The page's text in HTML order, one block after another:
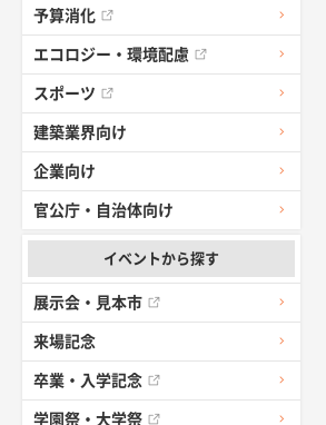
予算消化
エコロジー・環境配慮
スポーツ
建築業界向け
企業向け
官公庁・自治体向け
イベントから探す
展示会・見本市
来場記念
卒業・入学記念
学園祭・大学祭